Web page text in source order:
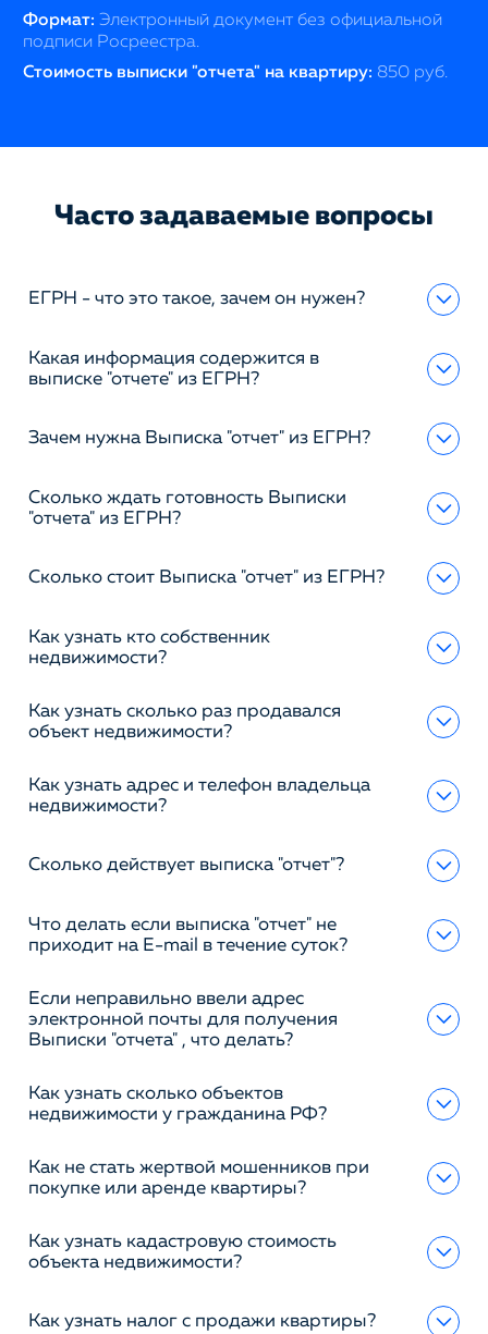
Формат: Электронный документ без официальной
подписи Росреестра.
Стоимость выписки "отчета" на квартиру: 850 руб.
Часто задаваемые вопросы
ЕГРН - что это такое, зачем он нужен?
Какая информация содержится в
выписке "отчете" из ЕГРН?
Зачем нужна Выписка "отчет" из ЕГРН?
Сколько ждать готовность Выписки
"отчета" из ЕГРН?
Сколько стоит Выписка "отчет" из ЕГРН?
Как узнать кто собственник
недвижимости?
Как узнать сколько раз продавался
объект недвижимости?
Как узнать адрес и телефон владельца
недвижимости?
Сколько действует выписка "отчет"?
Что делать если выписка "отчет" не
приходит на E-mail в течение суток?
Если неправильно ввели адрес
электронной почты для получения
Выписки "отчета" , что делать?
Как узнать сколько объектов
недвижимости у гражданина РФ?
Как не стать жертвой мошенников при
покупке или аренде квартиры?
Как узнать кадастровую стоимость
объекта недвижимости?
Как узнать налог с продажи квартиры?